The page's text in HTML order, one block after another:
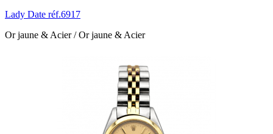
Lady Date réf.6917
Or jaune & Acier / Or jaune & Acier